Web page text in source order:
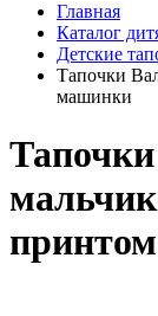
Главная
Каталог
Детские
Тапочки
машинки